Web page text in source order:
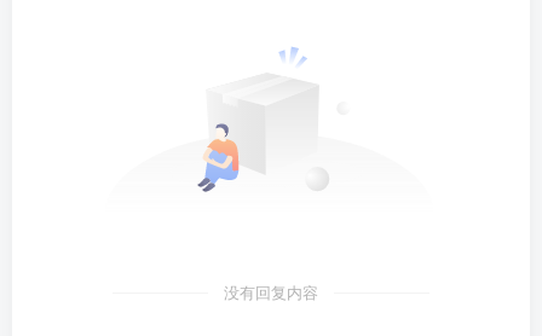
没有回复内容